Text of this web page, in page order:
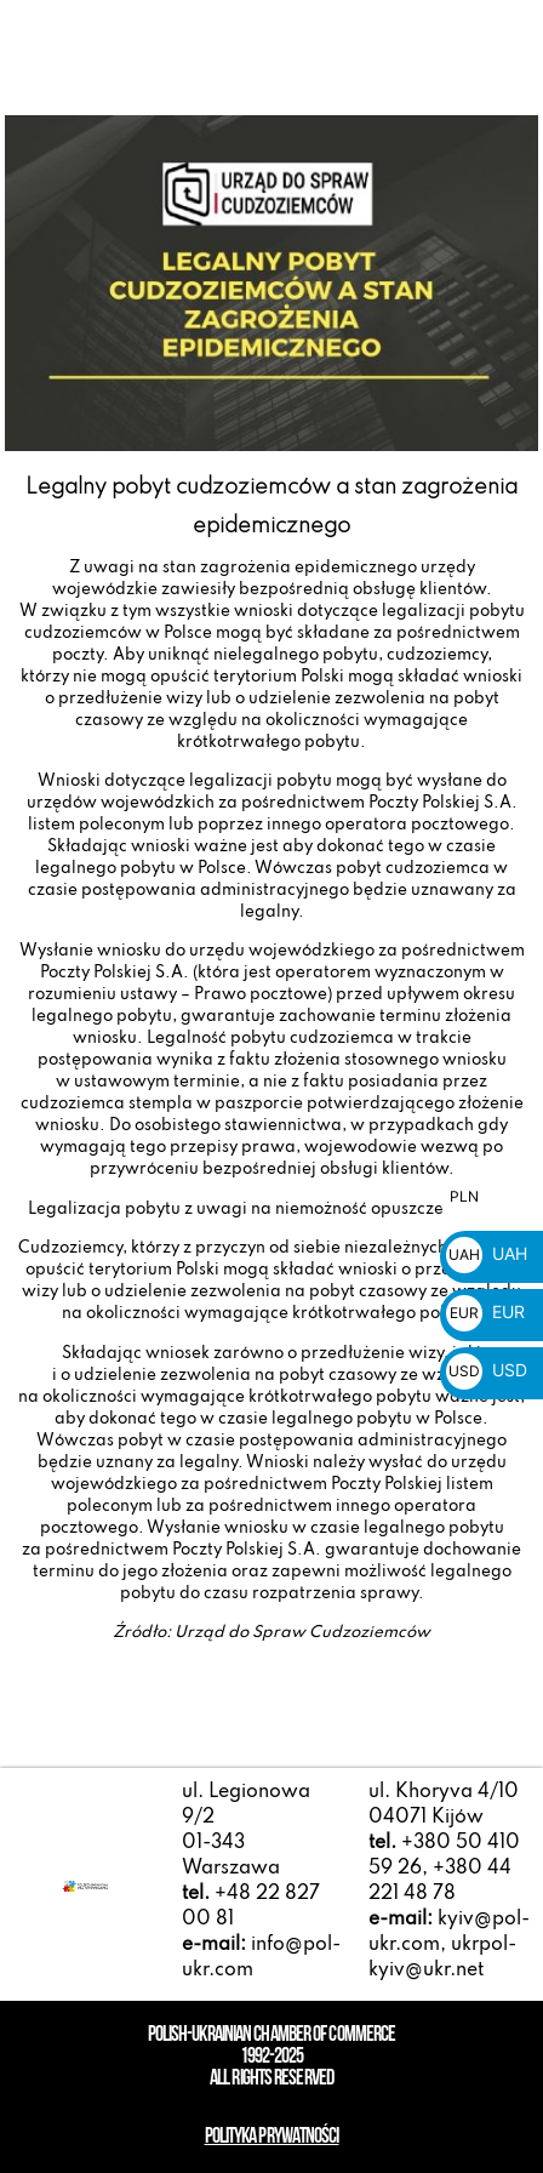
Legalny pobyt cudzoziemców a stan zagrożenia
epidemicznego
Z uwagi na stan zagrożenia epidemicznego urzędy
wojewódzkie zawiesiły bezpośrednią obsługę klientów.
W związku z tym wszystkie wnioski dotyczące legalizacji pobytu
cudzoziemców w Polsce mogą być składane za pośrednictwem
poczty. Aby uniknąć nielegalnego pobytu, cudzoziemcy,
którzy nie mogą opuścić terytorium Polski mogą składać wnioski
o przedłużenie wizy lub o udzielenie zezwolenia na pobyt
czasowy ze względu na okoliczności wymagające
krótkotrwałego pobytu.
Wnioski dotyczące legalizacji pobytu mogą być wysłane do
urzędów wojewódzkich za pośrednictwem Poczty Polskiej S.A.
listem poleconym lub poprzez innego operatora pocztowego.
Składając wnioski ważne jest aby dokonać tego w czasie
legalnego pobytu w Polsce. Wówczas pobyt cudzoziemca w
czasie postępowania administracyjnego będzie uznawany za
legalny.
Wysłanie wniosku do urzędu wojewódzkiego za pośrednictwem
Poczty Polskiej S.A. (która jest operatorem wyznaczonym w
rozumieniu ustawy – Prawo pocztowe) przed upływem okresu
legalnego pobytu, gwarantuje zachowanie terminu złożenia
wniosku. Legalność pobytu cudzoziemca w trakcie
postępowania wynika z faktu złożenia stosownego wniosku
w ustawowym terminie, a nie z faktu posiadania przez
cudzoziemca stempla w paszporcie potwierdzającego złożenie
wniosku. Do osobistego stawiennictwa, w przypadkach gdy
wymagają tego przepisy prawa, wojewodowie wezwą po
przywróceniu bezpośredniej obsługi klientów.
Legalizacja pobytu z uwagi na niemożność opuszczenia Polski
Cudzoziemcy, którzy z przyczyn od siebie niezależnych nie mogą
opuścić terytorium Polski mogą składać wnioski o przedłużenie
wizy
lub o udzielenie zezwolenia na pobyt czasowy ze względu
na okoliczności wymagające krótkotrwałego pobytu.
Składając wniosek zarówno o przedłużenie wizy, jaki
i o udzielenie zezwolenia na pobyt czasowy ze względu
na okoliczności wymagające krótkotrwałego pobytu ważne jest,
aby dokonać tego w czasie legalnego pobytu w Polsce.
Wówczas pobyt w czasie postępowania administracyjnego
będzie uznany za legalny. Wnioski należy wysłać do urzędu
wojewódzkiego za pośrednictwem Poczty Polskiej listem
poleconym lub za pośrednictwem innego operatora
pocztowego. Wysłanie wniosku w czasie legalnego pobytu
za pośrednictwem Poczty Polskiej S.A. gwarantuje dochowanie
terminu do jego złożenia oraz zapewni możliwość legalnego
pobytu do czasu rozpatrzenia sprawy.
Źródło: Urząd do Spraw Cudzoziemców
ul. Legionowa
9/2
01-343
Warszawa
tel. +48 22 827
00 81
e-mail: info@pol-
ukr.com
ul. Khoryva 4/10
04071 Kijów
tel. +380 50 410
59 26, +380 44
221 48 78
e-mail: kyiv@pol-
ukr.com, ukrpol-
kyiv@ukr.net
POLISH-UKRAINIAN CHAMBER OF COMMERCE
1992-2025
ALL RIGHTS RESERVED
POLITYKA PRYWATNOŚCI
PLN
zł
UAH
₴
UAH
EUR
€
EUR
USD
$
USD